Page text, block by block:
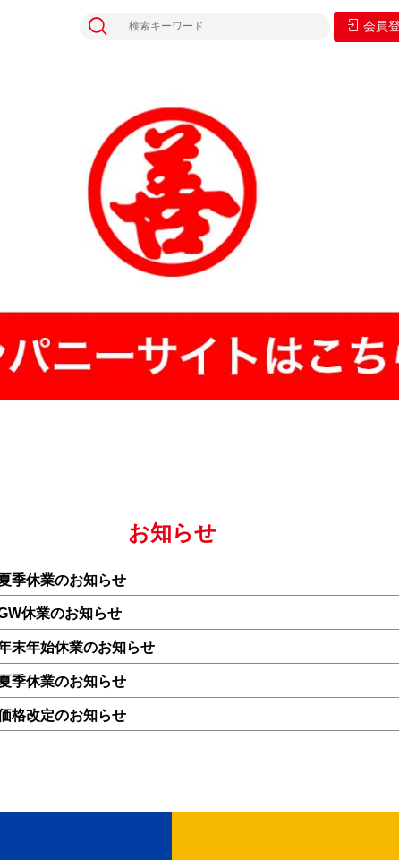
会員
お知らせ
季休業のお知らせ
休業のお知らせ
末年始休業のお知らせ
季休業のお知らせ
格改定のお知らせ